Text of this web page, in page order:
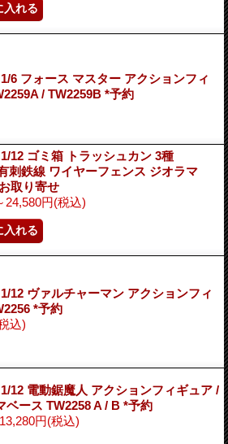
6 フォース マスター アクションフィ
/ TW2259B *予約
12 ゴミ箱 トラッシュカン 3種
刺鉄線 ワイヤーフェンス ジオラマ
取り寄せ
24,580円(税込)
12 ヴァルチャーマン アクションフィ
*予約
込)
12 電動鋸魔人 アクションフィギュア /
ベース TW2258 A / B *予約
円(税込)